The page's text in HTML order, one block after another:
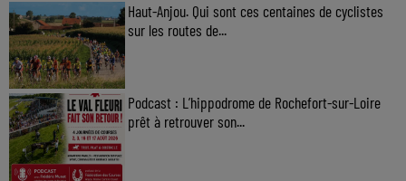
Haut-Anjou. Qui sont ces centaines de cyclistes
sur les routes de...
Podcast : L’hippodrome de Rochefort-sur-Loire
prêt à retrouver son...